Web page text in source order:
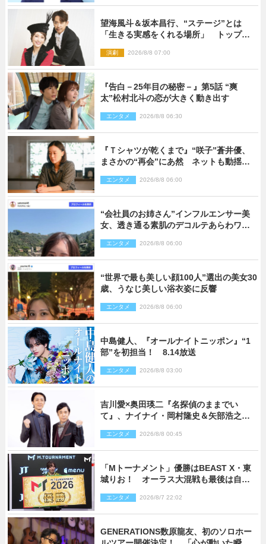
望海風斗＆坂本昌行、“ステージ”とは
「生きる実感をくれる場所」 トップを
演劇 2026/8/8 07:00
『告白－25年目の秘密－』第5話 “爽
太”松村北斗の恋が大きく動き出す
エンタメ 2026/8/8 06:30
『Ｔシャツが乾くまで』“咲子”蒼井優、
まさかの“再会”にあ然 ネットも動揺
レあり）
エンタメ 2026/8/8 06:00
“会社員のお姉さん”インフルエンサー美
女、透き通る素肌のデコルテあらわワン
エンタメ 2026/8/8 06:00
“世界で最も美しい顔100人”選出の美女30
歳、うなじ美しい浴衣姿に反響
エンタメ 2026/8/8 06:00
中島健人、『オールナイトニッポン』“1
部”を初担当！ 8.14放送
エンタメ 2026/8/8 03:00
吉川愛×奥田瑛二『名探偵のままでい
て』、ナイナイ・岡村隆史＆矢部浩之の
エンタメ 2026/8/8 00:45
「Mトーナメント」優勝はBEAST X・東
城りお！ オーラス大混戦も最後は自ら
エンタメ 2026/8/7 22:02
GENERATIONS数原龍友、初のソロホー